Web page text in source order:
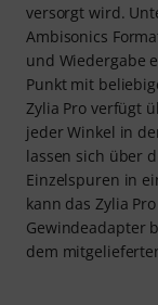
versorgt wird.
Ambisonics
und Wiedergabe
Punkt mit
Zylia Pro verfügt
jeder Winkel in
lassen sich über
Einzelspuren in
kann das Zylia
Gewindeadapter
dem